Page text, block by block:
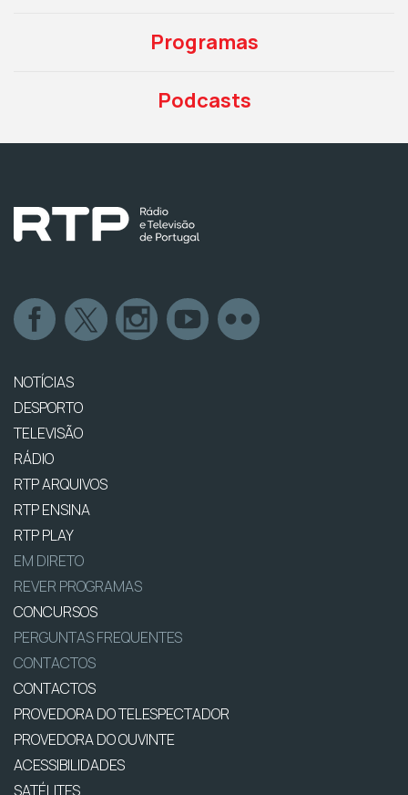
Programas
Podcasts
NOTÍCIAS
DESPORTO
TELEVISÃO
RÁDIO
RTP ARQUIVOS
RTP ENSINA
RTP PLAY
EM DIRETO
REVER PROGRAMAS
CONCURSOS
PERGUNTAS FREQUENTES
CONTACTOS
CONTACTOS
PROVEDORA DO TELESPECTADOR
PROVEDORA DO OUVINTE
ACESSIBILIDADES
SATÉLITES